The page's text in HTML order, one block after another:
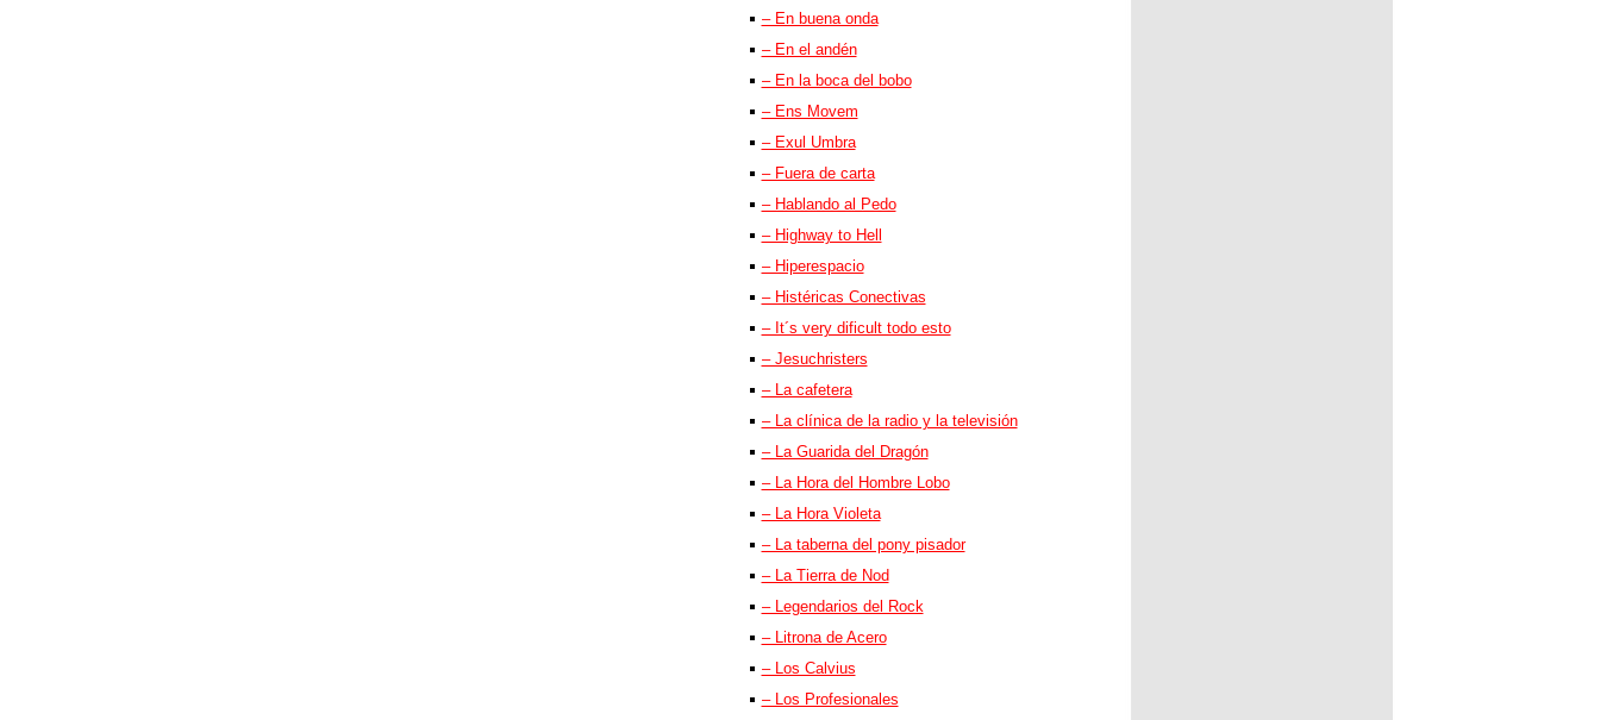
– En buena onda
– En el andén
– En la boca del bobo
– Ens Movem
– Exul Umbra
– Fuera de carta
– Hablando al Pedo
– Highway to Hell
– Hiperespacio
– Histéricas Conectivas
– It´s very dificult todo esto
– Jesuchristers
– La cafetera
– La clínica de la radio y la televisión
– La Guarida del Dragón
– La Hora del Hombre Lobo
– La Hora Violeta
– La taberna del pony pisador
– La Tierra de Nod
– Legendarios del Rock
– Litrona de Acero
– Los Calvius
– Los Profesionales